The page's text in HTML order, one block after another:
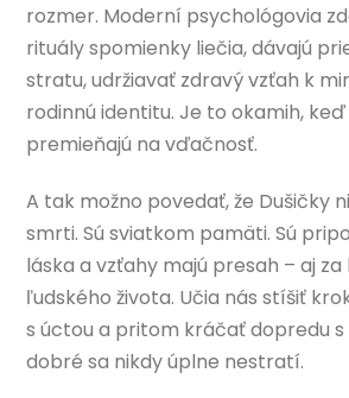
rozmer. Moderní psychológovia
rituály spomienky liečia, dávajú
stratu, udržiavať zdravý vzťah k
rodinnú identitu. Je to okamih,
premieňajú na vďačnosť.
A tak možno povedať, že Dušičky
smrti. Sú sviatkom pamäti. Sú
láska a vzťahy majú presah – aj
ľudského života. Učia nás stíšiť
s úctou a pritom kráčať dopredu s
dobré sa nikdy úplne nestratí.